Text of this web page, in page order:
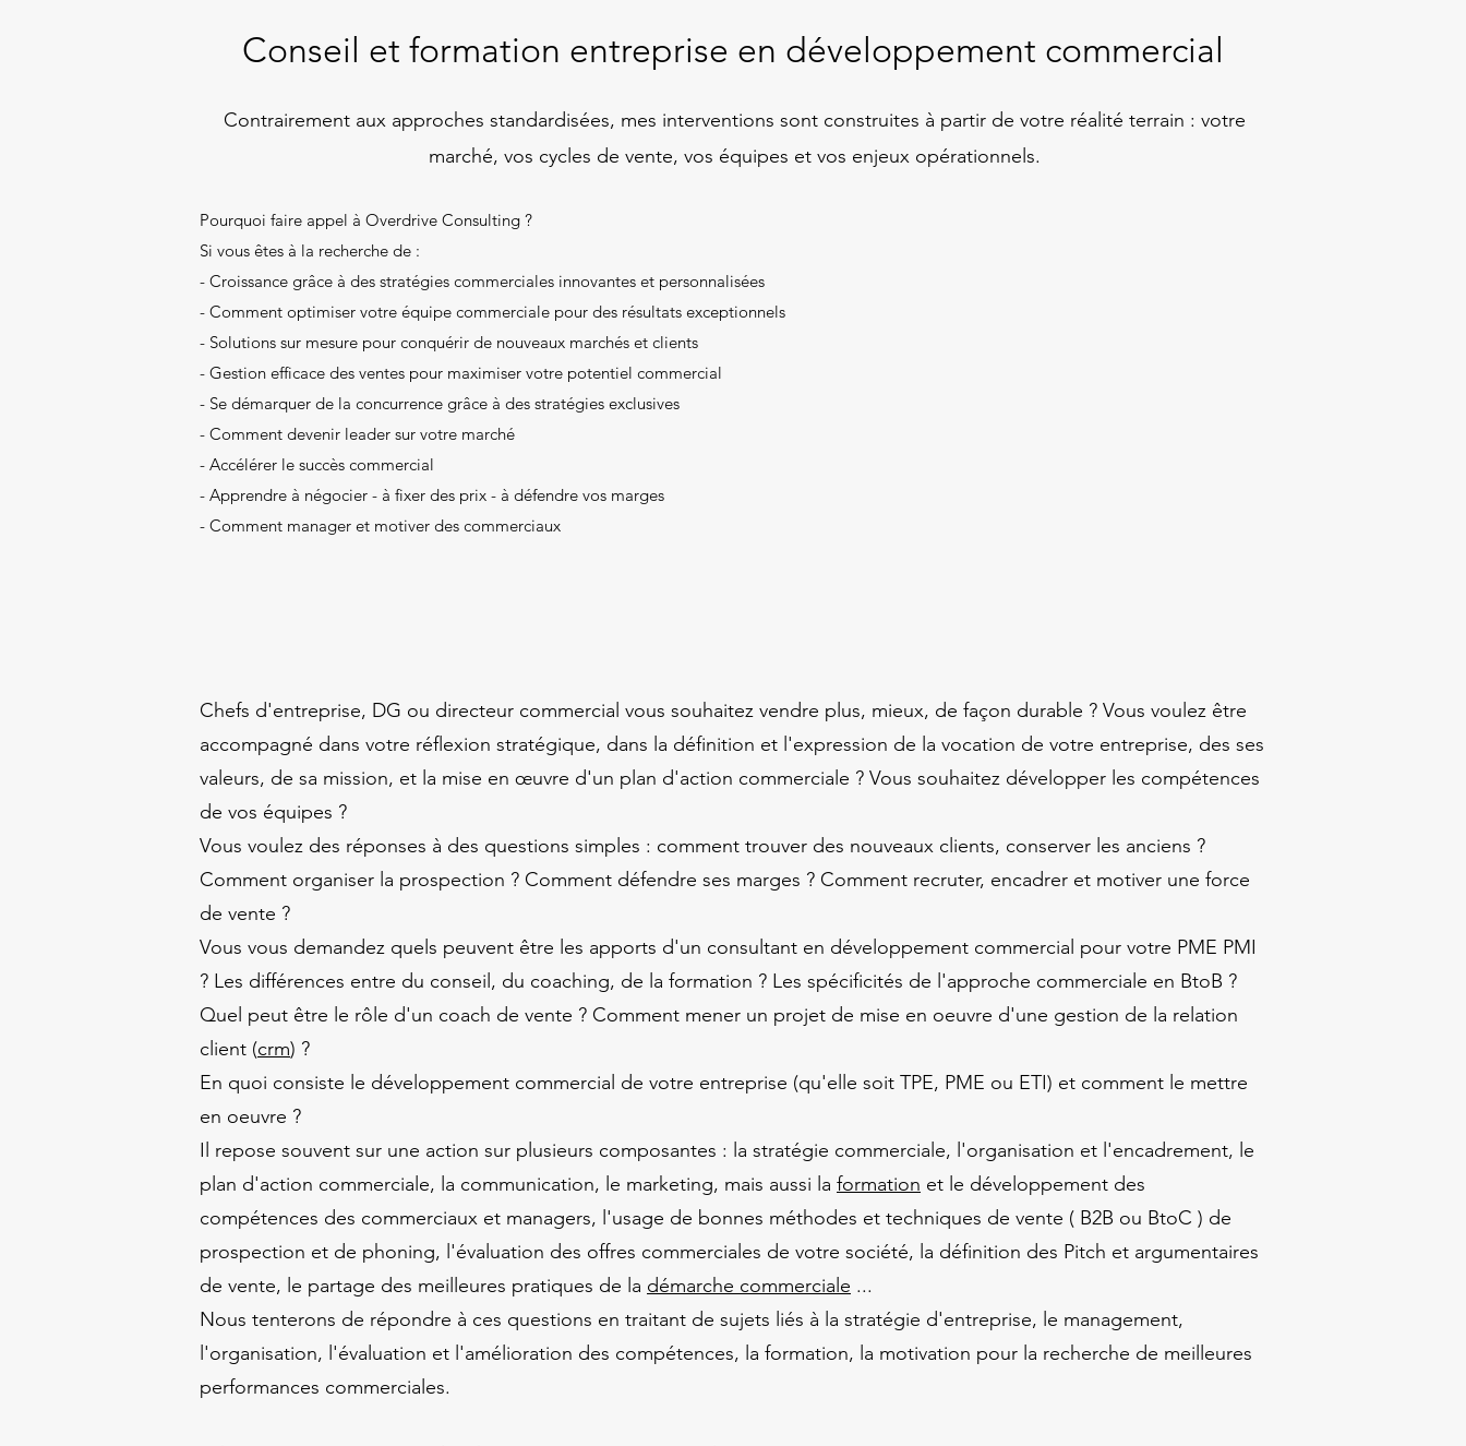
Conseil et formation entreprise en développement commercial
​Contrairement aux approches standardisées, mes interventions sont construites à partir de votre réalité terrain : votre
marché, vos cycles de vente, vos équipes et vos enjeux opérationnels.
Pourquoi faire appel à Overdrive Consulting ?
Si vous êtes à la recherche de :
- Croissance grâce à des stratégies commerciales innovantes et personnalisées
- Comment optimiser votre équipe commerciale pour des résultats exceptionnels
- Solutions sur mesure pour conquérir de nouveaux marchés et clients
- Gestion efficace des ventes pour maximiser votre potentiel commercial
- Se démarquer de la concurrence grâce à des stratégies exclusives
- Comment devenir leader sur votre marché
- Accélérer le succès commercial
- Apprendre à négocier - à fixer des prix - à défendre vos marges
- Comment manager et motiver des commerciaux
Chefs d'entreprise, DG ou directeur commercial vous souhaitez vendre plus, mieux, de façon durable ? Vous voulez être
accompagné dans votre réflexion stratégique, dans la définition et l'expression de la vocation de votre entreprise, des ses
valeurs, de sa mission, et la mise en œuvre d'un plan d'action commerciale ? Vous souhaitez développer les compétences
de vos équipes ?
Vous voulez des réponses à des questions simples : comment trouver des nouveaux clients, conserver les anciens ?
Comment organiser la prospection ? Comment défendre ses marges ? Comment recruter, encadrer et motiver une force
de vente ?
Vous vous demandez quels peuvent être les apports d'un consultant en développement commercial pour votre PME PMI
? Les différences entre du conseil, du coaching, de la formation ? Les spécificités de l'approche commerciale en BtoB ?
Quel peut être le rôle d'un coach de vente ? Comment mener un projet de mise en oeuvre d'une gestion de la relation
client (crm) ?
En quoi consiste le développement commercial de votre entreprise (qu'elle soit TPE, PME ou ETI) et comment le mettre
en oeuvre ?
Il repose souvent sur une action sur plusieurs composantes : la stratégie commerciale, l'organisation et l'encadrement, le
plan d'action commerciale, la communication, le marketing, mais aussi la formation et le développement des
compétences des commerciaux et managers, l'usage de bonnes méthodes et techniques de vente ( B2B ou BtoC ) de
prospection et de phoning, l'évaluation des offres commerciales de votre société, la définition des Pitch et argumentaires
de vente, le partage des meilleures pratiques de la démarche commerciale ...
Nous tenterons de répondre à ces questions en traitant de sujets liés à la stratégie d'entreprise, le management,
l'organisation, l'évaluation et l'amélioration des compétences, la formation, la motivation pour la recherche de meilleures
performances commerciales.